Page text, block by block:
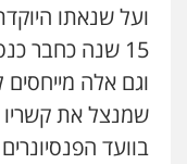
ועל שנאתו
וגם אלה מייחסים
שמנצל את קשריו
בוועד